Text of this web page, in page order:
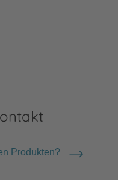
Produkten?